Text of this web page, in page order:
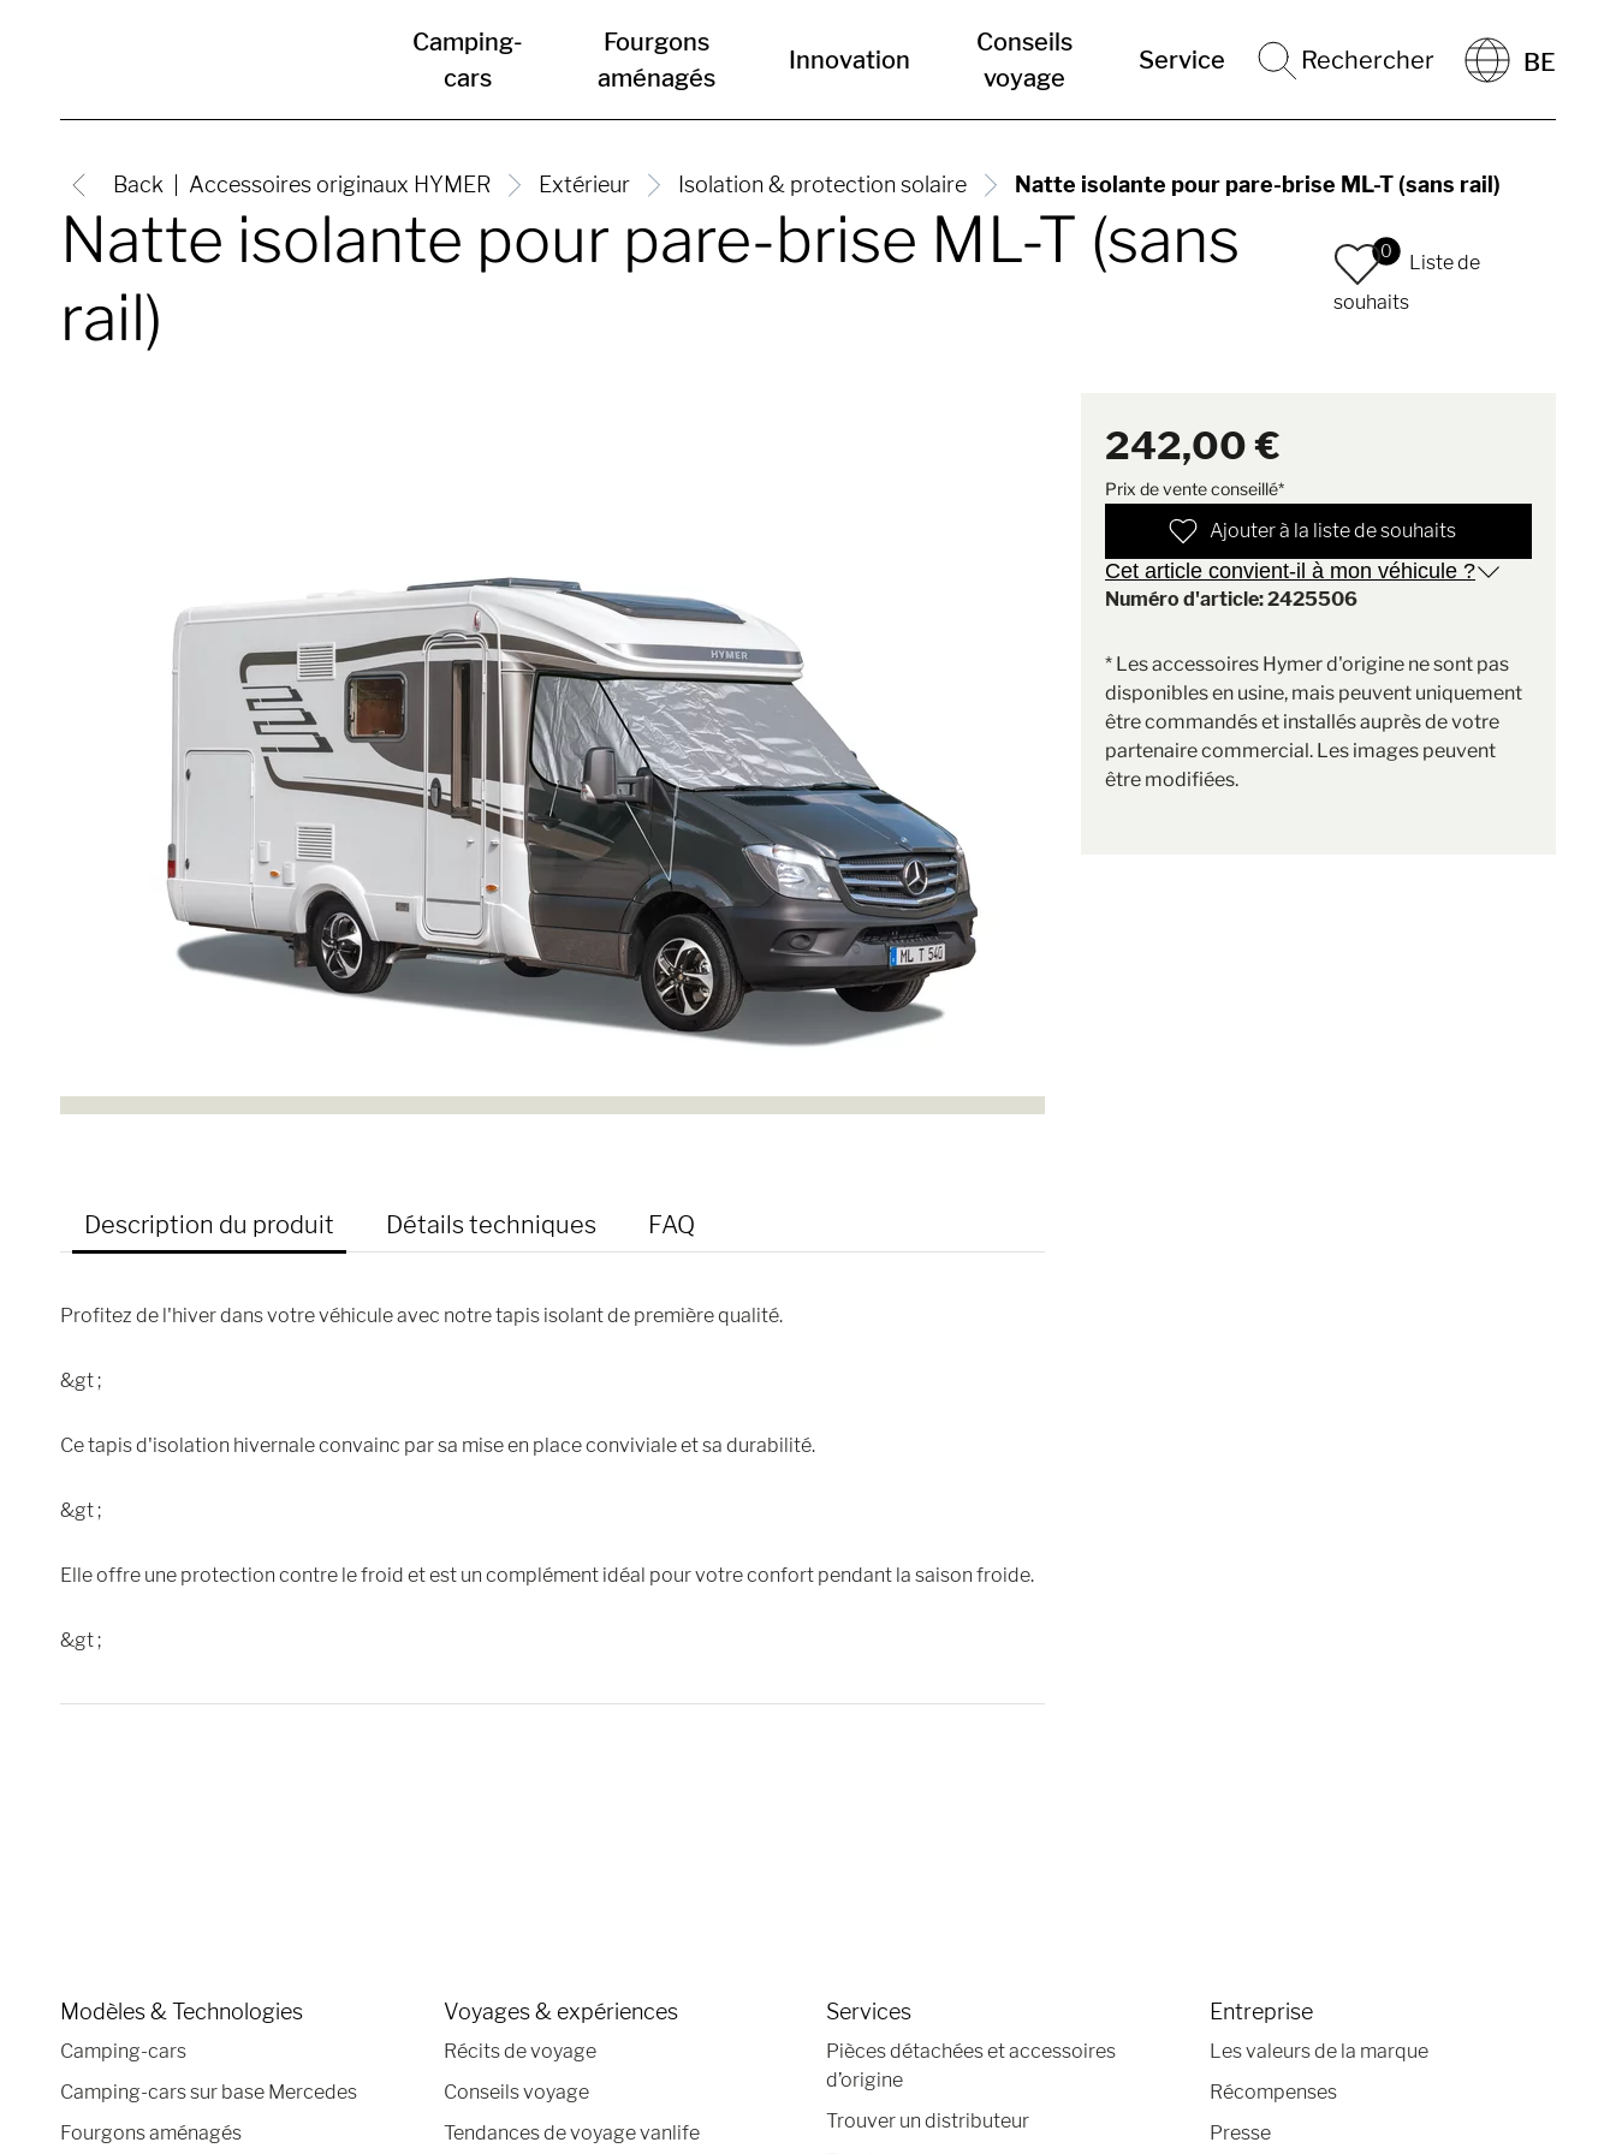
Camping-
cars
Fourgons
aménagés
Innovation
Conseils
voyage
Service Rechercher BE
Back Accessoires originaux HYMER Extérieur Isolation & protection solaire Natte isolante pour pare-brise ML-T (sans rail)
Natte isolante pour pare-brise ML-T (sans
rail)
0
Liste de
souhaits
Description du produit Détails techniques FAQ
Profitez de l'hiver dans votre véhicule avec notre tapis isolant de première qualité.
&gt ;
Ce tapis d'isolation hivernale convainc par sa mise en place conviviale et sa durabilité.
&gt ;
Elle offre une protection contre le froid et est un complément idéal pour votre confort pendant la saison froide.
&gt ;
242,00 €
Prix de vente conseillé*
Ajouter à la liste de souhaits
Cet article convient-il à mon véhicule ?
Numéro d'article: 2425506
* Les accessoires Hymer d'origine ne sont pas
disponibles en usine, mais peuvent uniquement
être commandés et installés auprès de votre
partenaire commercial. Les images peuvent
être modifiées.
Modèles & Technologies
Camping-cars
Camping-cars sur base Mercedes
Fourgons aménagés
Voyages & expériences
Récits de voyage
Conseils voyage
Tendances de voyage vanlife
Services
Pièces détachées et accessoires
d’origine
Trouver un distributeur
Entreprise
Les valeurs de la marque
Récompenses
Presse